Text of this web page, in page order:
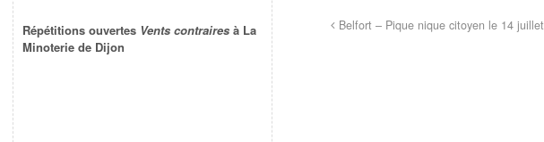
Belfort – Pique nique citoyen le 14 juillet
Répétitions ouvertes Vents contraires à La
Minoterie de Dijon